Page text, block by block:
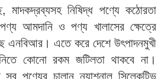
নিষিদ্ধ পণ্যে কঠোরতা
আমদানি ও পণ্য খালাসের ক্ষেত্রে
এনবিআর। এতে করে দেশে উৎপাদনমুখী
কোনো রকম জটিলতা থাকবে না।
পণ্যের চালান ন্যাশনাল সিলেকটিভ